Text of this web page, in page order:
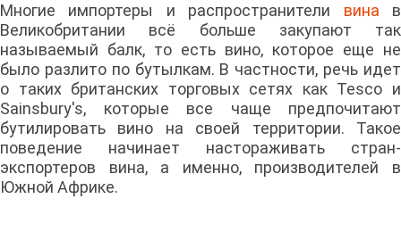
Многие импортеры и распространители вина в
Великобритании всё больше закупают так
называемый балк, то есть вино, которое еще не
было разлито по бутылкам. В частности, речь идет
о таких британских торговых сетях как Tesco и
Sainsbury's, которые все чаще предпочитают
бутилировать вино на своей территории. Такое
поведение начинает настораживать стран-
экспортеров вина, а именно, производителей в
Южной Африке.